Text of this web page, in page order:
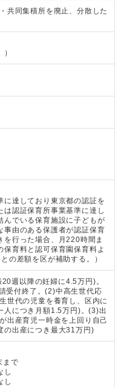
共同集積所を廃止、分散した
）
に達しており東京都の認証を
は認証保育所事業基準に達し
んでいる保育施設に子どもが
事由のある保護者が認証保育
を行った場合、月220時間ま
保育料と認可保育園保育料よ
の差額を区が補助する。
）
週以降の妊婦に4.5万円)。
受付終了。(2)中高生世代応
世代の児童を養育し、区内に
人につき月額1.5万円)。(3)出
出産育児一時金を上回り自己
の出産につき最大31万円)
まで
し
し